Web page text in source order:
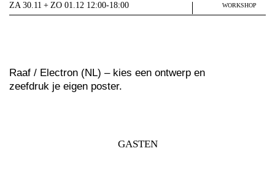
ZA 30.11 + ZO 01.12 12:00-18:00 WORKSHOP
Raaf / Electron (NL) – kies een ontwerp en
zeefdruk je eigen poster.
GASTEN